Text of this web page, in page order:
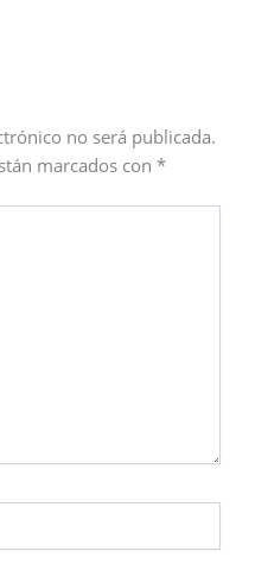
no será publicada.
marcados con *